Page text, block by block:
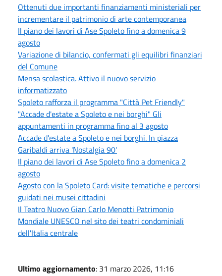
Ottenuti due importanti finanziamenti ministeriali per
incrementare il patrimonio di arte contemporanea
Il piano dei lavori di Ase Spoleto fino a domenica 9
agosto
Variazione di bilancio, confermati gli equilibri finanziari
del Comune
Mensa scolastica. Attivo il nuovo servizio
informatizzato
Spoleto rafforza il programma "Città Pet Friendly"
"Accade d'estate a Spoleto e nei borghi" Gli
appuntamenti in programma fino al 3 agosto
Accade d'estate a Spoleto e nei borghi. In piazza
Garibaldi arriva 'Nostalgia 90'
Il piano dei lavori di Ase Spoleto fino a domenica 2
agosto
Agosto con la Spoleto Card: visite tematiche e percorsi
guidati nei musei cittadini
Il Teatro Nuovo Gian Carlo Menotti Patrimonio
Mondiale UNESCO nel sito dei teatri condominiali
dell'Italia centrale
Ultimo aggiornamento: 31 marzo 2026, 11:16